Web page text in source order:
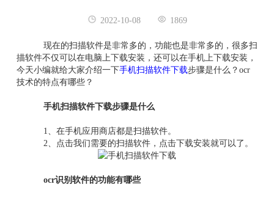
2022-10-08 1869
现在的扫描软件是非常多的，功能也是非常多的，很多扫
描软件不仅可以在电脑上下载安装，还可以在手机上下载安装，
今天小编就给大家介绍一下手机扫描软件下载步骤是什么？ocr
技术的特点有哪些？
手机扫描软件下载步骤是什么
1、在手机应用商店都是扫描软件。
2、点击我们需要的扫描软件，点击下载安装就可以了。
ocr识别软件的功能有哪些